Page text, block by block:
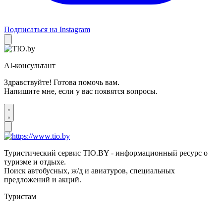
Подписаться на Instagram
AI-консультант
Здравствуйте! Готова помочь вам.
Напишите мне, если у вас появятся вопросы.
Туристический сервис TIO.BY - информационный ресурс о
туризме и отдыхе.
Поиск автобусных, ж/д и авиатуров, специальных
предложений и акций.
Туристам